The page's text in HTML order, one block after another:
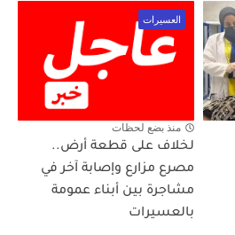
العسيرات
منذ بضع لحظات
لخلاف على قطعة أرض..
مصرع مزارع وإصابة آخر في
مشاجرة بين أبناء عمومة
بالعسيرات